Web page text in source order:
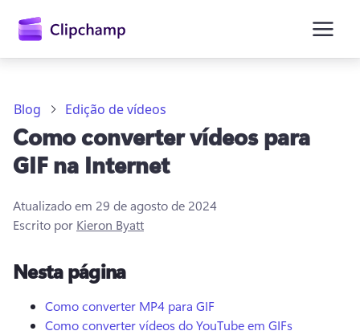
conteúdo
principal
Experimentar gratuitamente
Blog Edição de vídeos
Como converter vídeos para
GIF na Internet
Atualizado em 29 de agosto de 2024
Escrito por Kieron Byatt
Nesta página
Como converter MP4 para GIF
Como converter vídeos do YouTube em GIFs